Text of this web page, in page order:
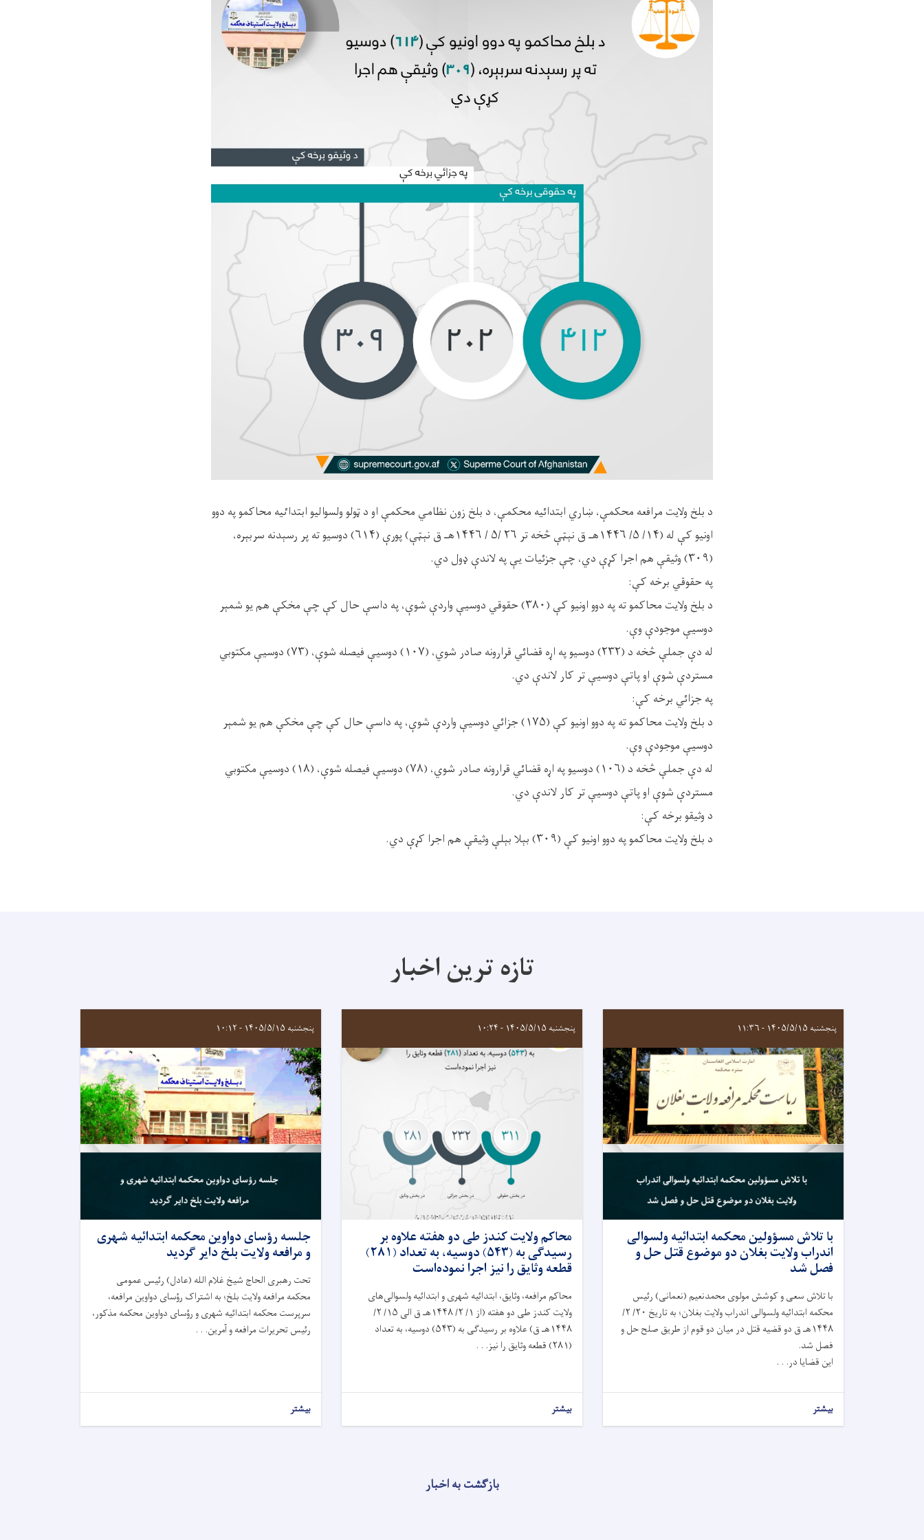
د بلخ ولايت مرافعه محکمې، ښاري ابتدائيه محکمې، د بلخ زون نظامي محکمې او د ټولو ولسواليو ابتداٸيه محاکمو په دوو
اونيو کې له (۱۴/ ۵/ ۱۴۴۶هـ ق نېټې څخه تر ۲۶ /۵ / ۱۴۴۶هـ ق نېټې) پورې (۶۱۴) دوسيو ته پر رسېدنه سربېره،
(۳۰۹) وثيقې هم اجرا کړې دي، چې جزئيات يې په لاندې ډول دي.
په حقوقي برخه کې:
د بلخ ولایت محاکمو ته په دوو اونيو کې (۳۸۰) حقوقي دوسیې واردې شوې، په داسې حال کې چې مخکې هم یو شمېر
دوسیې موجودې وې.
له دې جملې څخه د (۲۳۲) دوسیو په اړه قضائي قرارونه صادر شوي، (۱۰۷) دوسیې فیصله شوې، (۷۳) دوسیې مکتوبي
مستردې شوې او پاتې دوسیې تر کار لاندې دي.
په جزائي برخه کې:
د بلخ ولایت محاکمو ته په دوو اونيو کې (۱۷۵) جزائي دوسیې واردې شوې، په داسې حال کې چې مخکې هم یو شمېر
دوسیې موجودې وې.
له دې جملې څخه د (۱۰۶) دوسیو په اړه قضائي قرارونه صادر شوي، (۷۸) دوسیې فیصله شوې، (۱۸) دوسیې مکتوبي
مستردې شوې او پاتې دوسیې تر کار لاندې دي.
د وثيقو برخه کې:
د بلخ ولایت محاکمو په دوو اونيو کې (۳۰۹) بېلا بېلې وثیقې هم اجرا کړې دي.‎
تازه ترین اخبار
پنجشنبه ۱۴۰۵/۵/۱۵ - ۱۱:۳۶
با تلاش مسؤولين محکمه ابتدائیه ولسوالی
اندراب ولايت بغلان دو موضوع قتل حل و
فصل شد
با تلاش سعی و کوشش مولوی محمدنعیم (نعمانی) رئیس
محکمه ابتدائیه ولسوالی اندراب ولايت بغلان؛ به تاريخ ۲۰/ ۲/
۱۴۴۸هـ ق دو قضیه قتل در میان دو قوم از طریق صلح حل و
فصل شد.
این قضایا در. . .
بیشتر
پنجشنبه ۱۴۰۵/۵/۱۵ - ۱۰:۲۴
محاکم ولايت کندز طی دو هفته علاوه بر
رسيدگی به (۵۴۳) دوسیه، به تعداد (۲۸۱)
قطعه وثایق را نیز اجرا نموده‌است
محاکم مرافعه، وثايق، ابتدائیه شهرى و ابتدائیه ولسوالى‌های
ولایت کندز طی دو هفته (از ۱/ ۲/ ۱۴۴۸هـ ق الى ۱۵/ ۲/
۱۴۴۸هـ ق) علاوه بر رسيدگی به (۵۴۳) دوسیه، به تعداد
(۲۸۱) قطعه وثایق را نیز. . .
بیشتر
پنجشنبه ۱۴۰۵/۵/۱۵ - ۱۰:۱۲
جلسه رؤسای دواوین محکمه ابتدائیه شهری
و مرافعه ولایت بلخ داير گردید
تحت رهبری الحاج شیخ غلام الله (عادل) رئیس عمومی
محکمه مرافعه ولایت بلخ؛ به اشتراک رؤسای دواوین مرافعه،
سرپرست محکمه ابتدائیه شهری و رؤسای دواوین محکمه مذکور،
رئیس تحریرات مرافعه و آمرین. . .
بیشتر
بازگشت به اخبار